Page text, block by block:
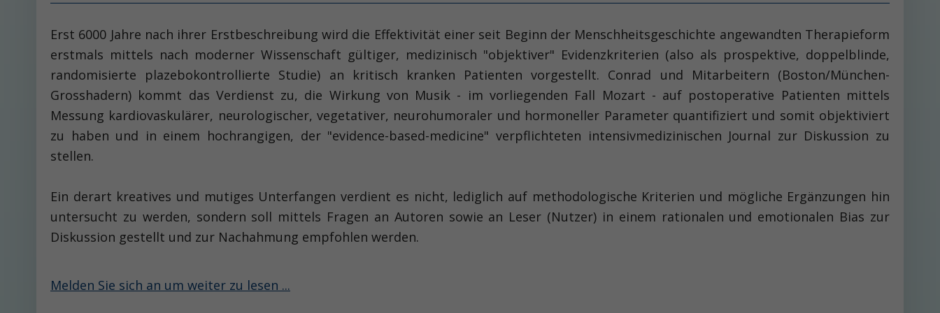
Erst 6000 Jahre nach ihrer Erstbeschreibung wird die Effektivität einer seit Beginn der Menschheitsgeschichte angewandten Therapieform
erstmals mittels nach moderner Wissenschaft gültiger, medizinisch "objektiver" Evidenzkriterien (also als prospektive, doppelblinde,
randomisierte plazebokontrollierte Studie) an kritisch kranken Patienten vorgestellt. Conrad und Mitarbeitern (Boston/München-
Grosshadern) kommt das Verdienst zu, die Wirkung von Musik - im vorliegenden Fall Mozart - auf postoperative Patienten mittels
Messung kardiovaskulärer, neurologischer, vegetativer, neurohumoraler und hormoneller Parameter quantifiziert und somit objektiviert
zu haben und in einem hochrangigen, der "evidence-based-medicine" verpflichteten intensivmedizinischen Journal zur Diskussion zu
stellen.
Ein derart kreatives und mutiges Unterfangen verdient es nicht, lediglich auf methodologische Kriterien und mögliche Ergänzungen hin
untersucht zu werden, sondern soll mittels Fragen an Autoren sowie an Leser (Nutzer) in einem rationalen und emotionalen Bias zur
Diskussion gestellt und zur Nachahmung empfohlen werden.
Melden Sie sich an um weiter zu lesen ...